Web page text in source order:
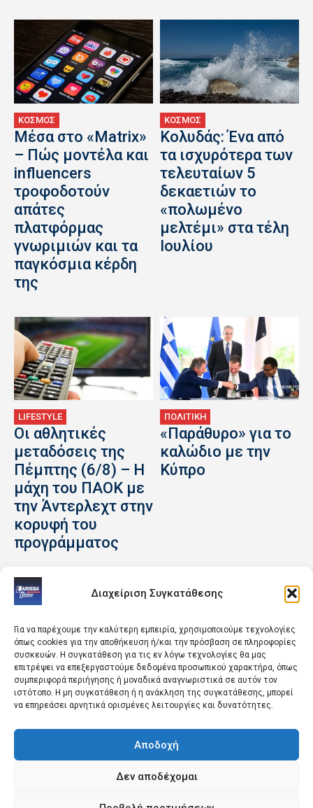
Διαχείριση Συγκατάθεσης
Για να παρέχουμε την καλύτερη εμπειρία, χρησιμοποιούμε τεχνολογίες
όπως cookies για την αποθήκευση ή/και την πρόσβαση σε πληροφορίες
συσκευών. Η συγκατάθεση για τις εν λόγω τεχνολογίες θα μας
επιτρέψει να επεξεργαστούμε δεδομένα προσωπικού χαρακτήρα, όπως
συμπεριφορά περιήγησης ή μοναδικά αναγνωριστικά σε αυτόν τον
ιστότοπο. Η μη συγκατάθεση ή η ανάκληση της συγκατάθεσης, μπορεί
να επηρεάσει αρνητικά ορισμένες λειτουργίες και δυνατότητες.
Αποδοχή
Δεν αποδέχομαι
ΚΟΣΜΟΣ
Μέσα στο «Matrix»
– Πώς μοντέλα και
influencers
τροφοδοτούν
απάτες
πλατφόρμας
γνωριμιών και τα
παγκόσμια κέρδη
της
ΚΟΣΜΟΣ
Κολυδάς: Ένα από
τα ισχυρότερα των
τελευταίων 5
δεκαετιών το
«πολωμένο
μελτέμι» στα τέλη
Ιουλίου
LIFESTYLE
Οι αθλητικές
μεταδόσεις της
Πέμπτης (6/8) – Η
μάχη του ΠΑΟΚ με
την Άντερλεχτ στην
κορυφή του
προγράμματος
ΠΟΛΙΤΙΚΗ
«Παράθυρο» για το
καλώδιο με την
Κύπρο
ΚΟΣΜΟΣ
Η ασφάλεια
Ευρώπης και
Ουκρανίας
ΗΠΑ και Βρετανίας
ΚΟΣΜΟΣ
«Ο εχθρός του
εχθρού μου» – Το
φαινόμενο
Μπέρναμ και το
βρετανική
Ακροδεξιά